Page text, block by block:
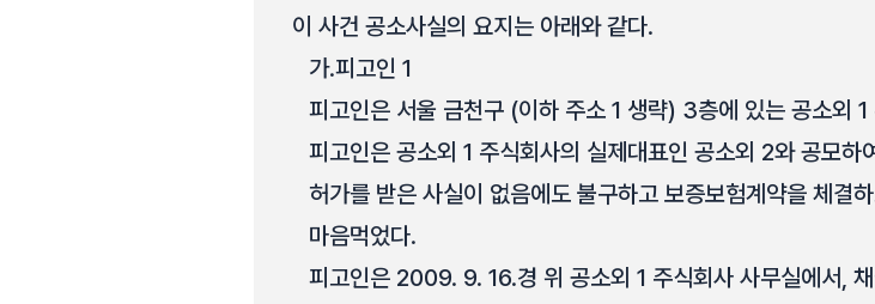
이 사건 공소사실의 요지는 아래와 같다.
가.피고인 1
피고인은 서울 금천구 (이하 주소 1 생략) 3층에 있는 공소외 1
피고인은 공소외 1 주식회사의 실제대표인 공소외 2와 공모
허가를 받은 사실이 없음에도 불구하고 보증보험계약을 체결
마음먹었다.
피고인은 2009. 9. 16.경 위 공소외 1 주식회사 사무실에서,